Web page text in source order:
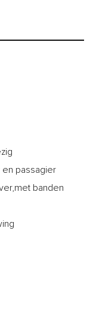
passagier
banden